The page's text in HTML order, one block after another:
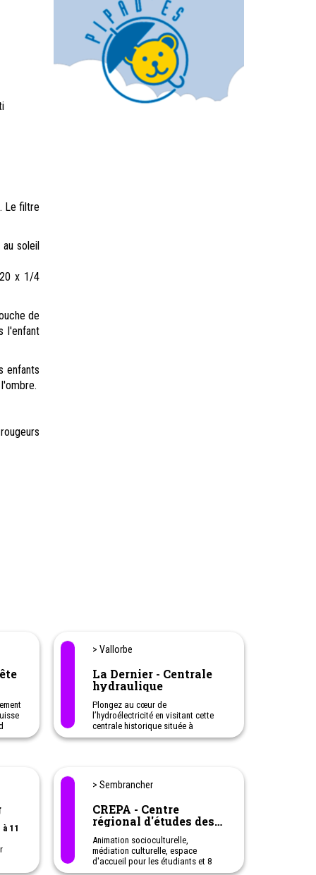
Le filtre
soleil
x 1/4
de
l'enfant
enfants
> Vallorbe
La Dernier - Centrale
hydraulique
Plongez au cœur de
l’hydroélectricité en visitant cette
centrale historique située à
Vallorbe.
11
> Sembrancher
CREPA - Centre
régional d'études des
populations alpines
Animation socioculturelle,
médiation culturelle, espace
d'accueil pour les étudiants et 8
sentiers didactiques - Cycle de